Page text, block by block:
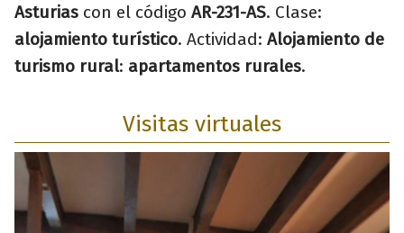
Asturias con el código AR-231-AS. Clase:
alojamiento turístico. Actividad: Alojamiento de
turismo rural: apartamentos rurales.
Visitas virtuales